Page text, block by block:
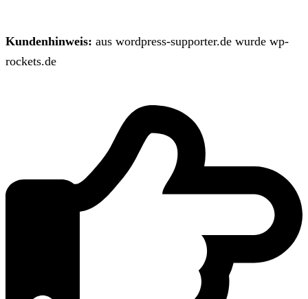
Kundenhinweis: aus wordpress-supporter.de wurde wp-
rockets.de